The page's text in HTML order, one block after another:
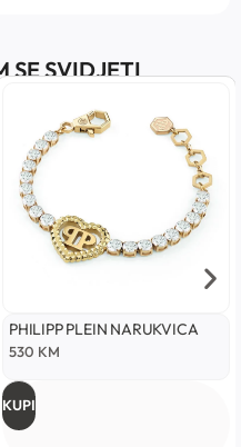
SE SVIDJETI
PHILIPP PLEIN NARUKVICA
530 KM
KUPI